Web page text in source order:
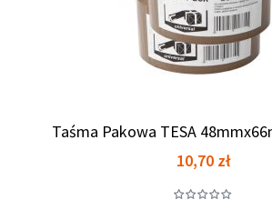
Taśma Pakowa TESA
Cena
10,70 zł